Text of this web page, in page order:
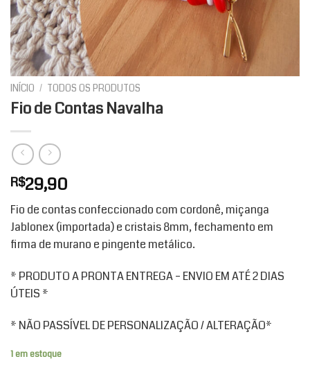
INÍCIO / TODOS OS PRODUTOS
Fio de Contas Navalha
R$29,90
Fio de contas confeccionado com cordonê, miçanga
Jablonex (importada) e cristais 8mm, fechamento em
firma de murano e pingente metálico.
* PRODUTO A PRONTA ENTREGA – ENVIO EM ATÉ 2 DIAS
ÚTEIS *
* NÃO PASSÍVEL DE PERSONALIZAÇÃO / ALTERAÇÃO*
1 em estoque